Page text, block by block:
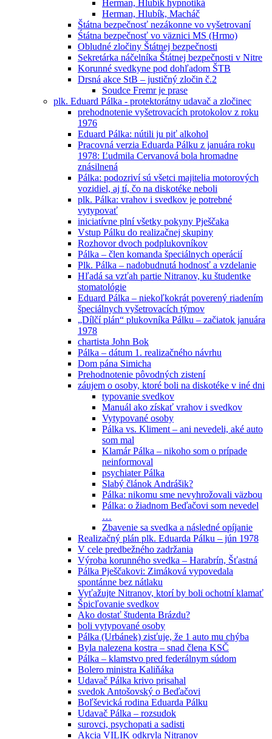
Herman, Hlubík hypnotiká
Herman, Hlubík, Macháč
Štátna bezpečnosť nezákonne vo vyšetrovaní
Śtátna bezpečnosť vo väznici MS (Hrmo)
Obludné zločiny Štátnej bezpečnosti
Sekretárka náčelníka Štátnej bezpečnosti v Nitre
Korunné svedkyne pod dohľadom ŠTB
Drsná akce StB – justičný zločin č.2
Soudce Fremr je prase
plk. Eduard Pálka - protektorátny udavač a zločinec
prehodnotenie vyšetrovacích protokolov z roku
1976
Eduard Pálka: nútili ju piť alkohol
Pracovná verzia Eduarda Pálku z januára roku
1978: Ľudmila Cervanová bola hromadne
znásilnená
Pálka: podozriví sú všetci majitelia motorových
vozidiel, aj tí, čo na diskotéke neboli
plk. Pálka: vrahov i svedkov je potrebné
vytypovať
iniciatívne plní všetky pokyny Pješčaka
Vstup Pálku do realizačnej skupiny
Rozhovor dvoch podplukovníkov
Pálka – člen komanda špeciálnych operácií
Plk. Pálka – nadobudnutá hodnosť a vzdelanie
Hľadá sa vzťah partie Nitranov, ku študentke
stomatológie
Eduard Pálka – niekoľkokrát poverený riadením
špeciálnych vyšetrovacích týmov
„Dílčí plán“ plukovníka Pálku – začiatok januára
1978
chartista John Bok
Pálka – dátum 1. realizačného návrhu
Dom pána Simicha
Prehodnotenie pôvodných zistení
záujem o osoby, ktoré boli na diskotéke v iné dni
typovanie svedkov
Manuál ako získať vrahov i svedkov
Vytypované osoby
Pálka vs. Kliment – ani nevedeli, aké auto
som mal
Klamár Pálka – nikoho som o prípade
neinformoval
psychiater Pálka
Slabý článok Andrášik?
Pálka: nikomu sme nevyhrožovali väzbou
Pálka: o žiadnom Beďačovi som nevedel
…
Zbavenie sa svedka a následné opíjanie
Realizačný plán plk. Eduarda Pálku – jún 1978
V cele predbežného zadržania
Výroba korunného svedka – Harabrín, Šťastná
Pálka Pješčakovi: Zimáková vypovedala
spontánne bez nátlaku
Vyťažujte Nitranov, ktorí by boli ochotní klamať
Špicľovanie svedkov
Ako dostať študenta Brázdu?
boli vytypované osoby
Pálka (Urbánek) zisťuje, že 1 auto mu chýba
Byla nalezena kostra – snad člena KSČ
Pálka – klamstvo pred federálnym súdom
Bolero ministra Kaliňáka
Udavač Pálka krivo prisahal
svedok Antošovský o Beďačovi
Boľševická rodina Eduarda Pálku
Udavač Pálka – rozsudok
surovci, psychopati a sadisti
Akcia VILIK odkryla Nitranov